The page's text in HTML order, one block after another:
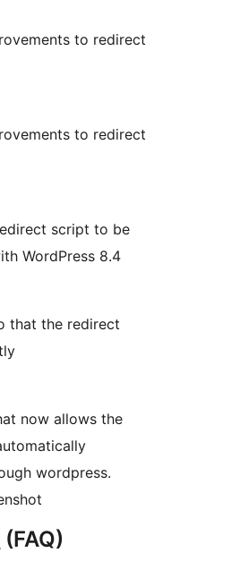
to redirect
to redirect
script to be
WordPress 8.4
that the redirect
now allows the
wordpress.